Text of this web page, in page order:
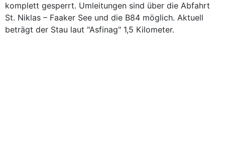
komplett gesperrt. Umleitungen sind über die Abfahrt
St. Niklas – Faaker See und die B84 möglich. Aktuell
beträgt der Stau laut "Asfinag" 1,5 Kilometer.